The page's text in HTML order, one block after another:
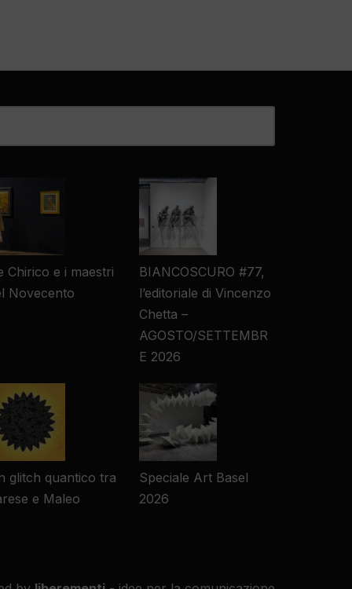
Chirico e i maestri
Novecento
BIANCOSCURO #77,
l’editoriale di Vincenzo
Chetta –
AGOSTO/SETTEMBR
E 2026
glitch quantico tra
e Maleo
Speciale Art Basel
2026